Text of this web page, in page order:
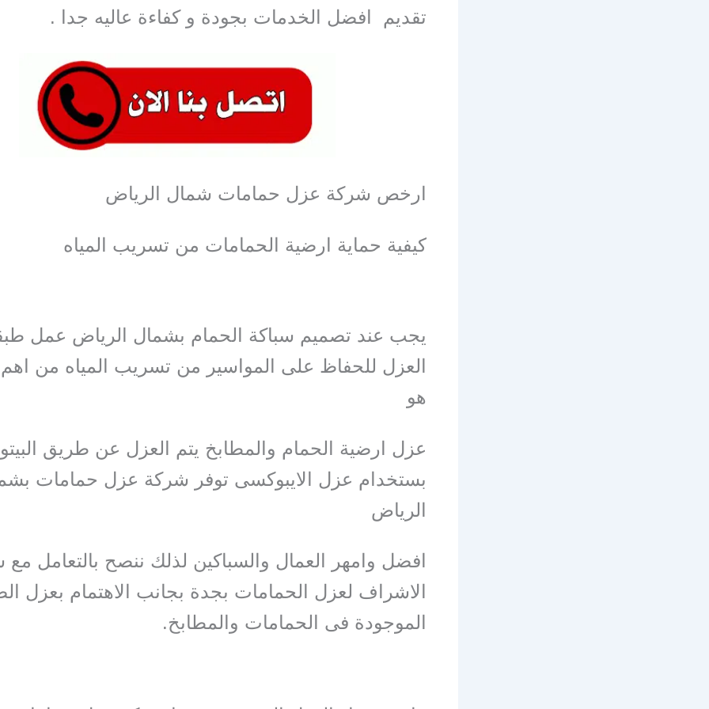
تقديم افضل الخدمات بجودة و كفاءة عاليه جدا .
ارخص شركة عزل حمامات شمال الرياض
كيفية حماية ارضية الحمامات من تسريب المياه
يجب عند تصميم سباكة الحمام بشمال الرياض عمل
العزل للحفاظ على المواسير من تسريب المياه من اهم
هو
عزل ارضية الحمام والمطابخ يتم العزل عن طريق
بستخدام عزل الايبوكسى توفر شركة عزل حمامات
الرياض
افضل وامهر العمال والسباكين لذلك ننصح بالتعامل
الاشراف لعزل الحمامات بجدة بجانب الاهتمام بعزل
الموجودة فى الحمامات والمطابخ.